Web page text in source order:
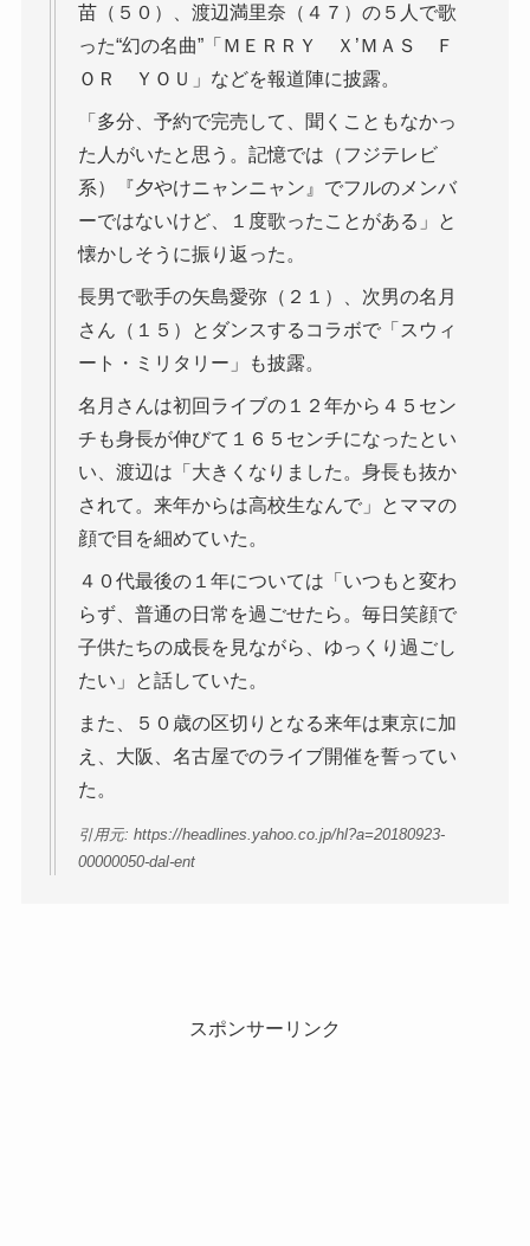
苗（５０）、渡辺満里奈（４７）の５人で歌
った“幻の名曲”「ＭＥＲＲＹ Ｘ’ＭＡＳ Ｆ
ＯＲ ＹＯＵ」などを報道陣に披露。
「多分、予約で完売して、聞くこともなかっ
た人がいたと思う。記憶では（フジテレビ
系）『夕やけニャンニャン』でフルのメンバ
ーではないけど、１度歌ったことがある」と
懐かしそうに振り返った。
長男で歌手の矢島愛弥（２１）、次男の名月
さん（１５）とダンスするコラボで「スウィ
ート・ミリタリー」も披露。
名月さんは初回ライブの１２年から４５セン
チも身長が伸びて１６５センチになったとい
い、渡辺は「大きくなりました。身長も抜か
されて。来年からは高校生なんで」とママの
顔で目を細めていた。
４０代最後の１年については「いつもと変わ
らず、普通の日常を過ごせたら。毎日笑顔で
子供たちの成長を見ながら、ゆっくり過ごし
たい」と話していた。
また、５０歳の区切りとなる来年は東京に加
え、大阪、名古屋でのライブ開催を誓ってい
た。
引用元: https://headlines.yahoo.co.jp/hl?a=20180923-
00000050-dal-ent
スポンサーリンク